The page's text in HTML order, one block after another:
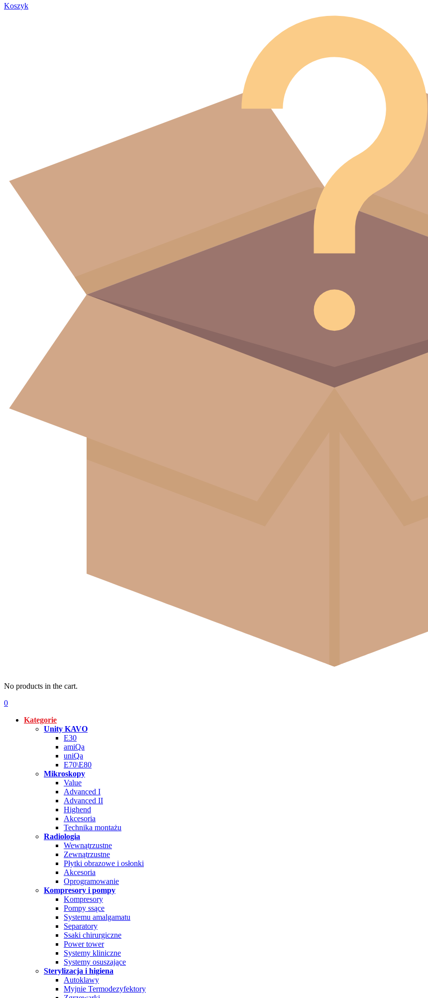
Koszyk
No products in the cart.
0
Kategorie
Unity KAVO
E30
amiQa
uniQa
E70\E80
Mikroskopy
Value
Advanced I
Advanced II
Highend
Akcesoria
Technika montażu
Radiologia
Wewnątrzustne
Zewnątrzustne
Płytki obrazowe i osłonki
Akcesoria
Oprogramowanie
Kompresory i pompy
Kompresory
Pompy ssące
Systemu amalgamatu
Separatory
Ssaki chirurgiczne
Power tower
Systemy kliniczne
Systemy osuszające
Sterylizacja i higiena
Autoklawy
Myjnie Termodezyfektory